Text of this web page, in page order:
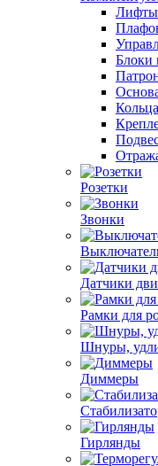
Лифты
Блоки
Розетки
Звонки
Датчики
Рамки для
Шнуры,
Диммеры
Гирлянды